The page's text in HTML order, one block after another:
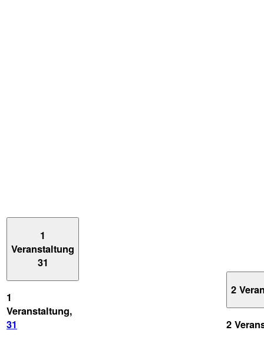
1
Veranstaltung
31
1
Veranstaltung,
31
2
2